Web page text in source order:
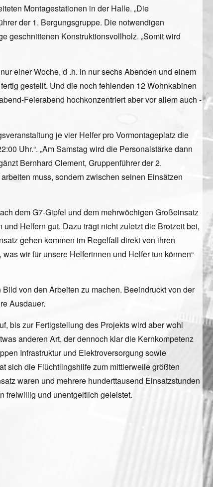
Montagestationen in der Halle. „Die
der 1. Bergungsgruppe. Die notwendigen
geschnittenen Konstruktionsvollholz. „Somit wird
einer Woche, d .h. in nur sechs Abenden und einem
gestellt. Und die noch fehlenden 12 Wohnkabinen
Feierabend hochkonzentriert aber vor allem auch -
je vier Helfer pro Vormontageplatz die
Uhr.“. „Am Samstag wird die Personalstärke dann
Bernhard Clement, Gruppenführer der 2.
muss, sondern zwischen seinen Einsätzen
dem G7-Gipfel und dem mehrwöchigen Großeinsatz
Helfern gut. Dazu trägt nicht zuletzt die Brotzeit bei,
gehen kommen im Regelfall direkt von ihren
wir für unsere Helferinnen und Helfer tun können“
von den Arbeiten zu machen. Beeindruckt von der
Ausdauer.
bis zur Fertigstellung des Projekts wird aber wohl
anderen Art, der dennoch klar die Kernkompetenz
Infrastruktur und Elektroversorgung sowie
sich die Flüchtlingshilfe zum mittlerweile größten
waren und mehrere hunderttausend Einsatzstunden
freiwillig und unentgeltlich geleistet.